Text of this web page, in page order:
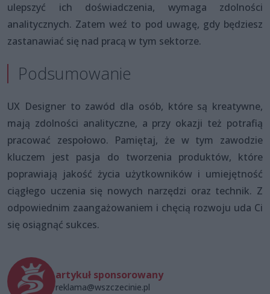
ulepszyć ich doświadczenia, wymaga zdolności
analitycznych. Zatem weź to pod uwagę, gdy będziesz
zastanawiać się nad pracą w tym sektorze.
Podsumowanie
UX Designer to zawód dla osób, które są kreatywne,
mają zdolności analityczne, a przy okazji też potrafią
pracować zespołowo. Pamiętaj, że w tym zawodzie
kluczem jest pasja do tworzenia produktów, które
poprawiają jakość życia użytkowników i umiejętność
ciągłego uczenia się nowych narzędzi oraz technik. Z
odpowiednim zaangażowaniem i chęcią rozwoju uda Ci
się osiągnąć sukces.
artykuł sponsorowany
reklama@wszczecinie.pl